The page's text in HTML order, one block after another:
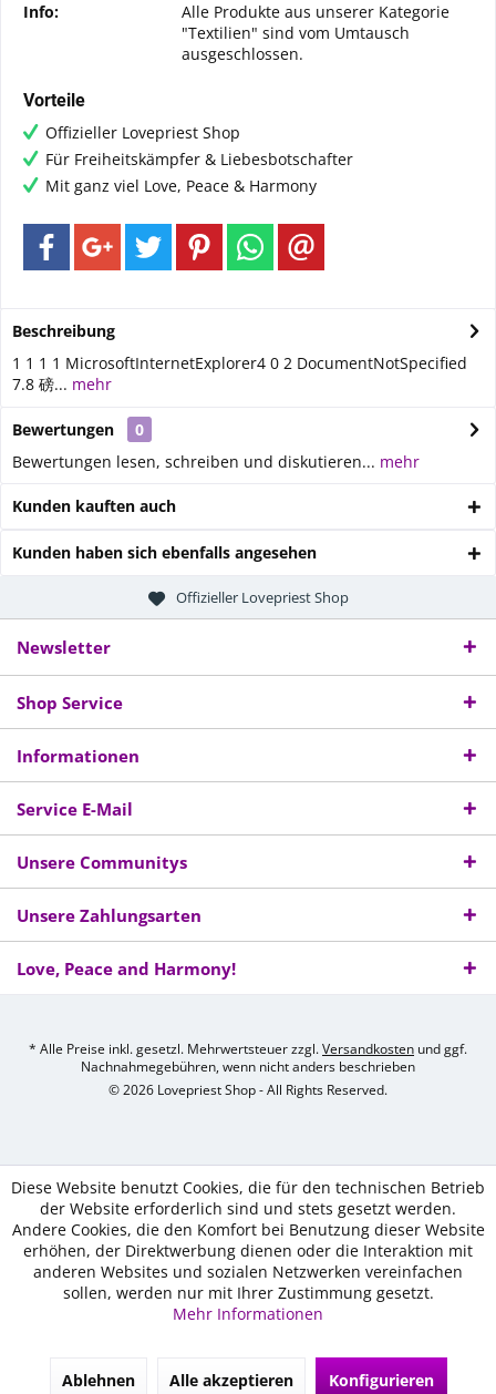
Info:
Alle Produkte aus unserer Kategorie
"Textilien" sind vom Umtausch
ausgeschlossen.
Vorteile
Offizieller Lovepriest Shop
Für Freiheitskämpfer & Liebesbotschafter
Mit ganz viel Love, Peace & Harmony
Beschreibung
1 1 1 1 MicrosoftInternetExplorer4 0 2 DocumentNotSpecified
7.8 磅... mehr
Bewertungen
0
Bewertungen lesen, schreiben und diskutieren... mehr
Kunden kauften auch
Kunden haben sich ebenfalls angesehen
Offizieller Lovepriest Shop
Newsletter
Shop Service
Informationen
Service E-Mail
Unsere Communitys
Unsere Zahlungsarten
Love, Peace and Harmony!
* Alle Preise inkl. gesetzl. Mehrwertsteuer zzgl.Versandkosten und ggf.
Nachnahmegebühren, wenn nicht anders beschrieben
© 2026 Lovepriest Shop - All Rights Reserved.
Diese Website benutzt Cookies, die für den technischen Betrieb
der Website erforderlich sind und stets gesetzt werden.
Andere Cookies, die den Komfort bei Benutzung dieser Website
erhöhen, der Direktwerbung dienen oder die Interaktion mit
anderen Websites und sozialen Netzwerken vereinfachen
sollen, werden nur mit Ihrer Zustimmung gesetzt.
Mehr Informationen
Ablehnen Alle akzeptieren Konfigurieren